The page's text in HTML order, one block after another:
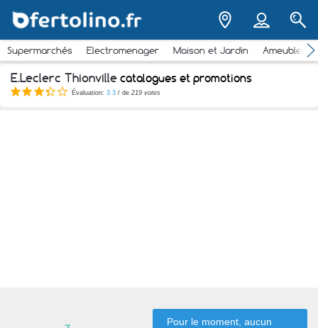
Supermarchés Electromenager Maison et Jardin
E.Leclerc Thionville catalogues et promotions
Évaluation: 3.3 / de 219 votes
Pour le moment, aucun